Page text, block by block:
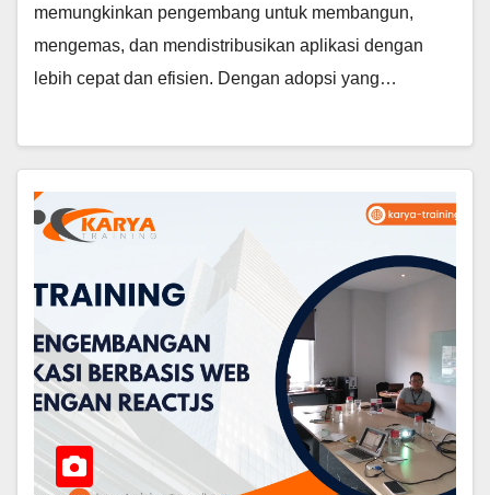
memungkinkan pengembang untuk membangun,
mengemas, dan mendistribusikan aplikasi dengan
lebih cepat dan efisien. Dengan adopsi yang…